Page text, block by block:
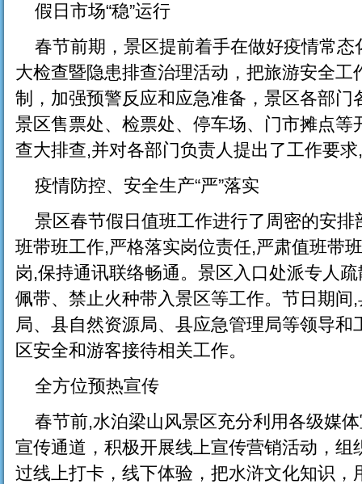
假日市场“稳”运行
春节前期，景区提前着手在做好疫情常态
大检查暨隐患排查治理活动，把旅游安全
制，加强预警反应和应急准备，景区各部
景区售票处、检票处、停车场、门市摊点
查大排查,并对各部门负责人提出了工作要
疫情防控、安全生产“严”落实
景区春节假日值班工作进行了周密的安排
班带班工作,严格落实岗位责任,严肃值班带
岗,保持通讯联络畅通。景区入口处派专人
佩带、禁止火种带入景区等工作。节日期
局、县自然资源局、县应急管理局等领导
区安全和游客接待相关工作。
全方位预热宣传
春节前,水泊梁山风景区充分利用各级媒
宣传通道，积极开展线上宣传营销活动，组
过线上打卡，线下体验，把水浒文化知识